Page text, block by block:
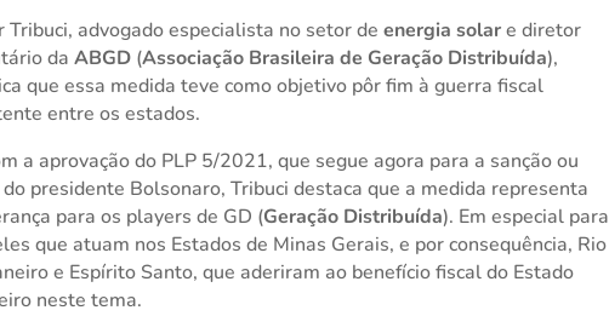
Tribuci, advogado especialista no setor deenergia solare diretor
daABGD (Associação Brasileira de Geração Distribuída),
que essa medida teve como objetivo pôr fim à guerra fiscal
entre os estados.
a aprovação do PLP 5/2021, que segue agora para a sanção ou
presidente Bolsonaro, Tribuci destaca que a medida representa
para os players de GD (Geração Distribuída). Em especial para
que atuam nos Estados de Minas Gerais, e por consequência, Rio
e Espírito Santo, que aderiram ao benefício fiscal do Estado
neste tema.